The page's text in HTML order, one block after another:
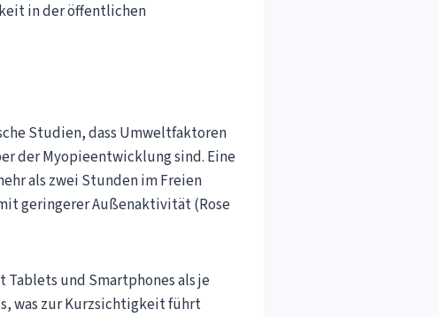
in der öffentlichen
Studien, dass Umweltfaktoren
der Myopieentwicklung sind. Eine
als zwei Stunden im Freien
geringerer Außenaktivität (Rose
und Smartphones als je
was zur Kurzsichtigkeit führt